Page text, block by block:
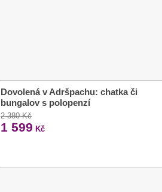
Dovolená v Adršpachu: chatka či
bungalov s polopenzí
2 380 Kč
1 599 Kč